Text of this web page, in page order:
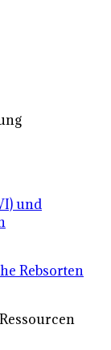
und
Rebsorten